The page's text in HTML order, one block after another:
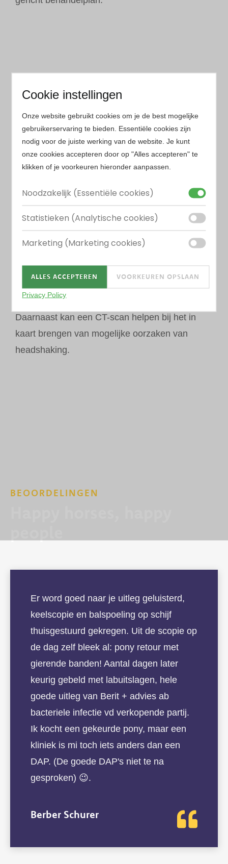
CT-scan
Een CT-scan is een driedimensionale
röntgentechniek die zeer gedetailleerde beelden
van de botstructuren geeft. In tegenstelling tot
biedt een CT-scan extra veel detail bij
gewrichtsafwijkingen waarbij je wil weten of het
bot of kraakbeen is aangetast.
Een CT-scan zetten we in voor verschillende
indicaties. Zo zetten we deze in bij
problemen met de bijholtes, de sinussen.
Daarnaast kan een CT-scan helpen bij het in
kaart brengen van mogelijke oorzaken van
headshaking.
BEOORDELINGEN
Er word goed naar je uitleg geluisterd,
keelscopie en balspoeling op schijf
thuisgestuurd gekregen. Uit de scopie op
de dag zelf bleek al: pony retour met
gierende banden! Aantal dagen later
keurig gebeld met labuitslagen, hele
goede uitleg van Berit + advies ab
bacteriele infectie vd verkopende partij.
Ik kocht een gekeurde pony, maar een
kliniek is mi toch iets anders dan een
DAP. (De goede DAP's niet te na
gesproken) 😉.
Berber Schurer
Cookie instellingen
Onze website gebruikt cookies om je de best mogelijke
gebruikerservaring te bieden. Essentiële cookies zijn
nodig voor de juiste werking van de website. Je kunt
onze cookies accepteren door op "Alles accepteren" te
klikken of je voorkeuren hieronder aanpassen.
Noodzakelijk (Essentiële cookies)
Statistieken (Analytische cookies)
Marketing (Marketing cookies)
ALLES ACCEPTEREN VOORKEUREN OPSLAAN
Privacy Policy